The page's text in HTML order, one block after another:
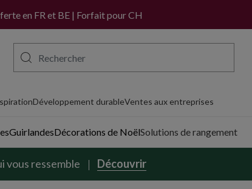
en FR et BE | Forfait pour CH
Développement durableVentes aux entreprises
GuirlandesDécorations de NoëlSolutions de rangement
vous ressemble Découvrir